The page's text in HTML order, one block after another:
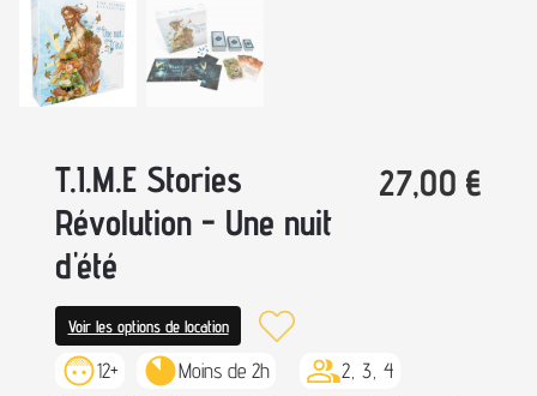
T.I.M.E Stories
Révolution - Une nuit
d'été
27,00 €
Voir les options de location
12+ Moins de 2h 2, 3, 4